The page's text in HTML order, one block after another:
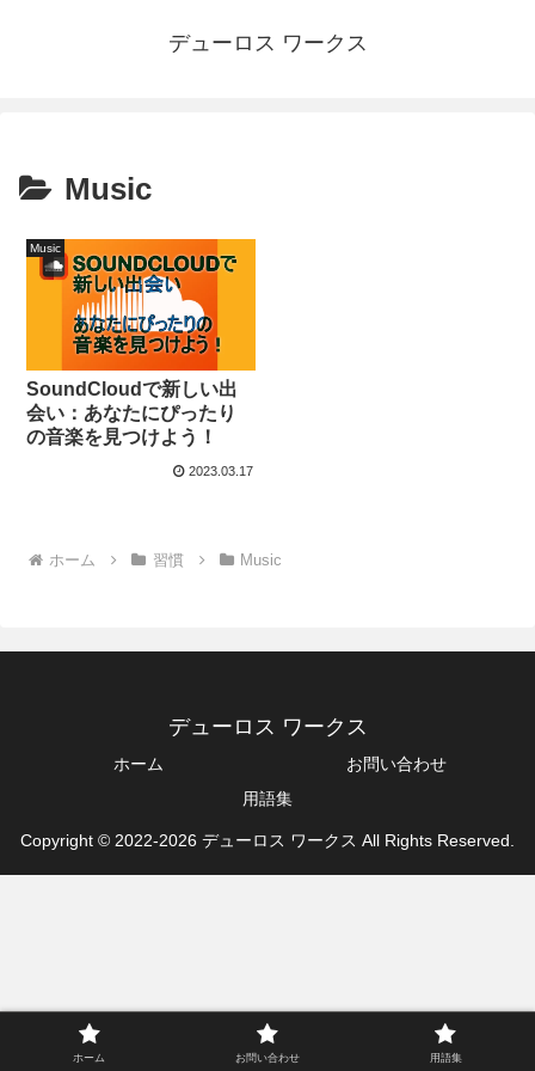
デューロス ワークス
Music
Music
SoundCloudで新しい出
会い：あなたにぴったり
の音楽を見つけよう！
2023.03.17
ホーム 習慣 Music
デューロス ワークス
ホーム
お問い合わせ
用語集
Copyright © 2022-2026 デューロス ワークス All Rights Reserved.
ホーム お問い合わせ 用語集